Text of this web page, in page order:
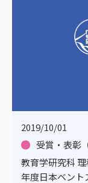
2019/10/01
受賞・表彰
教育学研究科
年度日本ベント